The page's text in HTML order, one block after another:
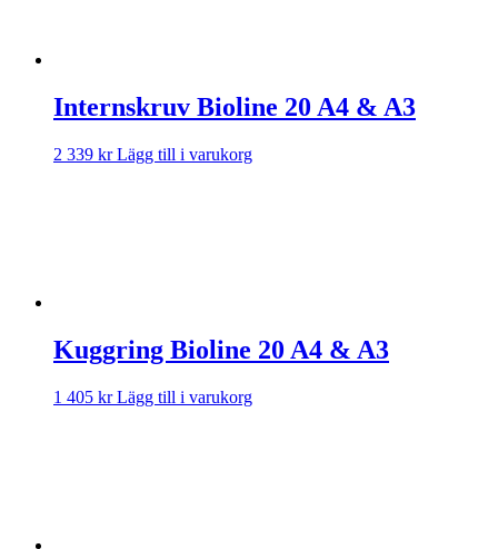
Internskruv Bioline 20 A4 & A3
2 339 kr Lägg till i varukorg
Kuggring Bioline 20 A4 & A3
1 405 kr Lägg till i varukorg